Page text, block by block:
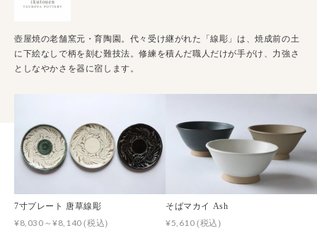
壺屋焼の老舗窯元・育陶園。代々受け継がれた「線彫」は、焼成前の土
に下絵なしで柄を刻む難技法。修練を積んだ職人だけが手がけ、力強さ
としなやかさを器に宿します。
7寸プレート 唐草線彫
¥8,030～¥8,140(税込)
そばマカイ Ash
¥5,610(税込)